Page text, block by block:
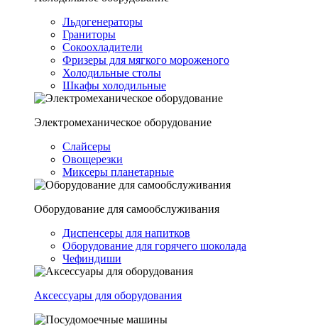
Льдогенераторы
Граниторы
Сокоохладители
Фризеры для мягкого мороженого
Холодильные столы
Шкафы холодильные
Электромеханическое оборудование
Слайсеры
Овощерезки
Миксеры планетарные
Оборудование для самообслуживания
Диспенсеры для напитков
Оборудование для горячего шоколада
Чефиндиши
Аксессуары для оборудования